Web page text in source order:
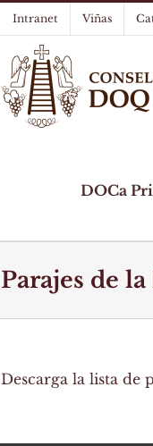
Intranet Viñas
DOCa
Parajes de
Descarga la lista de